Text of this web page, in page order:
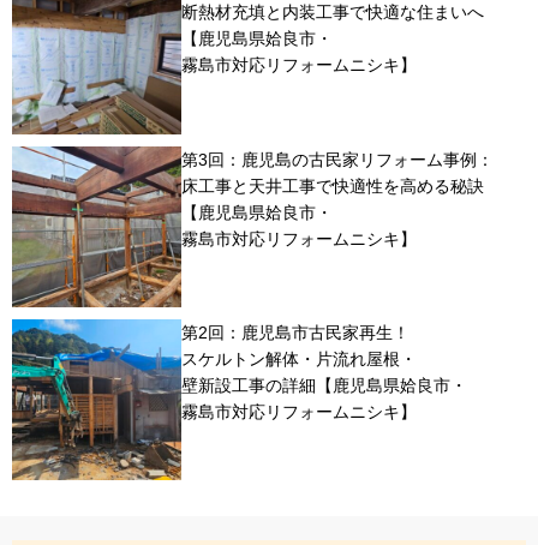
断熱材充填と内装工事で快適な住まいへ
【鹿児島県姶良市・
霧島市対応リフォームニシキ】
第3回：鹿児島の古民家リフォーム事例：
床工事と天井工事で快適性を高める秘訣
【鹿児島県姶良市・
霧島市対応リフォームニシキ】
第2回：鹿児島市古民家再生！
スケルトン解体・片流れ屋根・
壁新設工事の詳細【鹿児島県姶良市・
霧島市対応リフォームニシキ】